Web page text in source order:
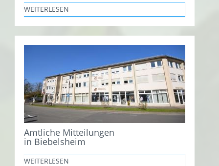
WEITERLESEN
Amtliche Mitteilungen
in Biebelsheim
WEITERLESEN